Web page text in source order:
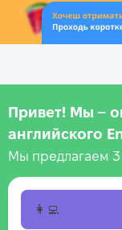
Привет! Мы –
английского
Мы предлагаем 3
👩‍💻